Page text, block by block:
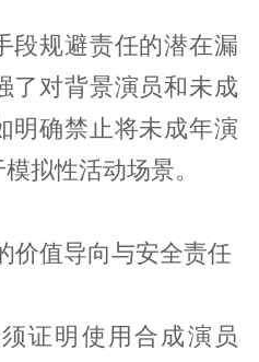
段规避责任的潜在漏
了对背景演员和未成
明确禁止将未成年演
拟性活动场景。
价值导向与安全责任
证明使用合成演员